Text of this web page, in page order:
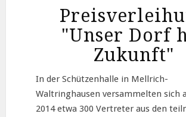
"Unser Dorf
Zukunft"
In der Schützenhalle in Mellrich-
Waltringhausen versammelten sich
2014 etwa 300 Vertreter aus den